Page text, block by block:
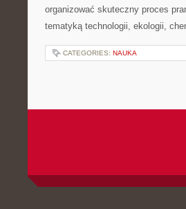
organizować skuteczny proces
tematyką technologii, ekologii,
CATEGORIES: NAUKA